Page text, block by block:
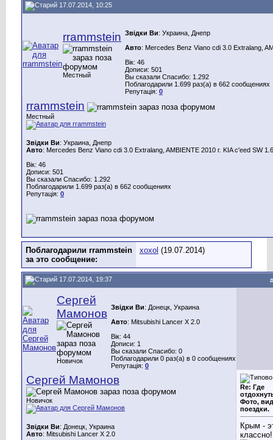
17.07.2014, 10:25
rrammstein
Местный
Звідки Ви: Украина, Днепр
Авто: Mercedes Benz Viano cdi 3.0 Extralang,
Вік: 46
Дописи: 501
Вы сказали Спасибо: 1.292
Поблагодарили 1.699 раз(а) в 662 сообщениях
Репутація: 0
rrammstein
Местный
Звідки Ви: Украина, Днепр
Авто: Mercedes Benz Viano cdi 3.0 Extralang, AMBIENTE 2010 г. KIA c'eed SW
Вік: 46
Дописи: 501
Вы сказали Спасибо: 1.292
Поблагодарили 1.699 раз(а) в 662 сообщениях
Репутація: 0
Поблагодарили rrammstein
за это сообщение:
хохоl (19.07.2014)
17.07.2014, 19:37 #
Сергей
Мамонов
Новичок
Звідки Ви: Донецк, Украина
Авто: Mitsubishi Lancer X 2.0
Вік: 44
Дописи: 1
Вы сказали Спасибо: 0
Поблагодарили 0 раз(а) в 0 сообщениях
Репутація: 0
Сергей Мамонов
Новичок
Звідки Ви: Донецк, Украина
Авто: Mitsubishi Lancer X 2.0
Re: Где
Фото,
поездки.
Крым -
классно!